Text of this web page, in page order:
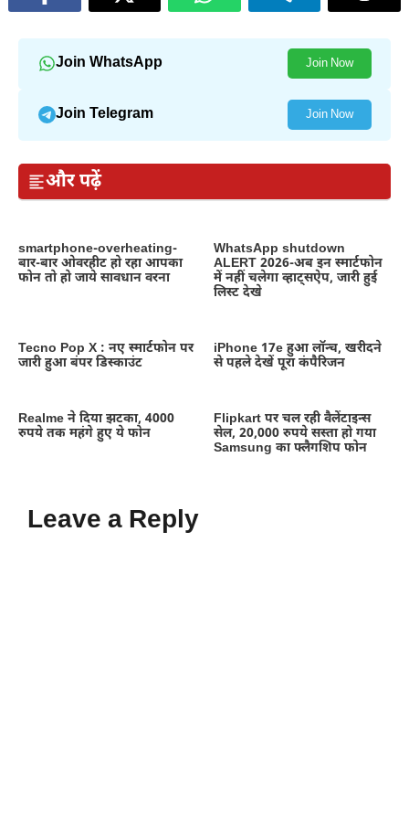
Join WhatsApp Join Now
Join Telegram Join Now
और पढ़ें
smartphone-overheating-
बार-बार ओवरहीट हो रहा आपका
फोन तो हो जाये सावधान वरना
WhatsApp shutdown
ALERT 2026-अब इन स्मार्टफोन
में नहीं चलेगा व्हाट्सऐप, जारी हुई
लिस्ट देखे
Tecno Pop X : नए स्मार्टफोन पर
जारी हुआ बंपर डिस्काउंट
iPhone 17e हुआ लॉन्च, खरीदने
से पहले देखें पूरा कंपैरिजन
Realme ने दिया झटका, 4000
रुपये तक महंगे हुए ये फोन
Flipkart पर चल रही वैलेंटाइन्स
सेल, 20,000 रुपये सस्ता हो गया
Samsung का फ्लैगशिप फोन
Leave a Reply